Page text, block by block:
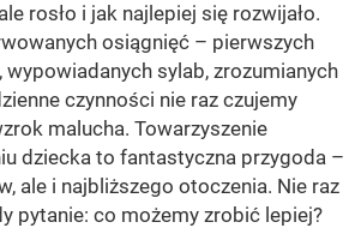
rosło i jak najlepiej się rozwijało.
osiągnięć – pierwszych
sylab, zrozumianych
czynności nie raz czujemy
malucha. Towarzyszenie
dziecka to fantastyczna przygoda –
ale i najbliższego otoczenia. Nie raz
pytanie: co możemy zrobić lepiej?